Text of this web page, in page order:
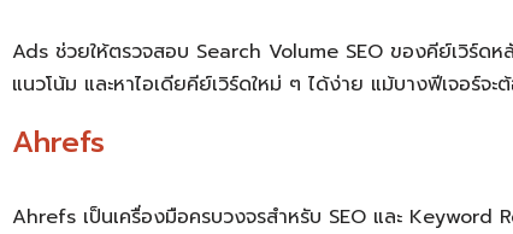
Ads ช่วยให้ตรวจสอบ Search Volume SEO ของคีย์เวิร์ดห
แนวโน้ม และหาไอเดียคีย์เวิร์ดใหม่ ๆ ได้ง่าย แม้บางฟีเจอ
Ahrefs
Ahrefs เป็นเครื่องมือครบวงจรสำหรับ SEO และ